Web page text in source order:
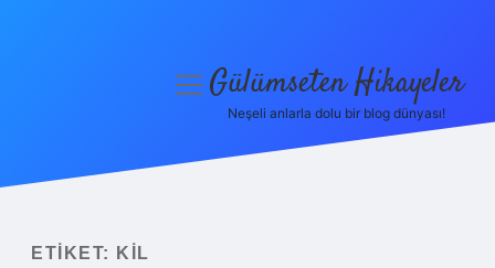
Yasal Uyarı
menüyüGülümseten Hikayeler
Neşeli anlarla dolu bir blog dünyası!
ETIKET: KIL